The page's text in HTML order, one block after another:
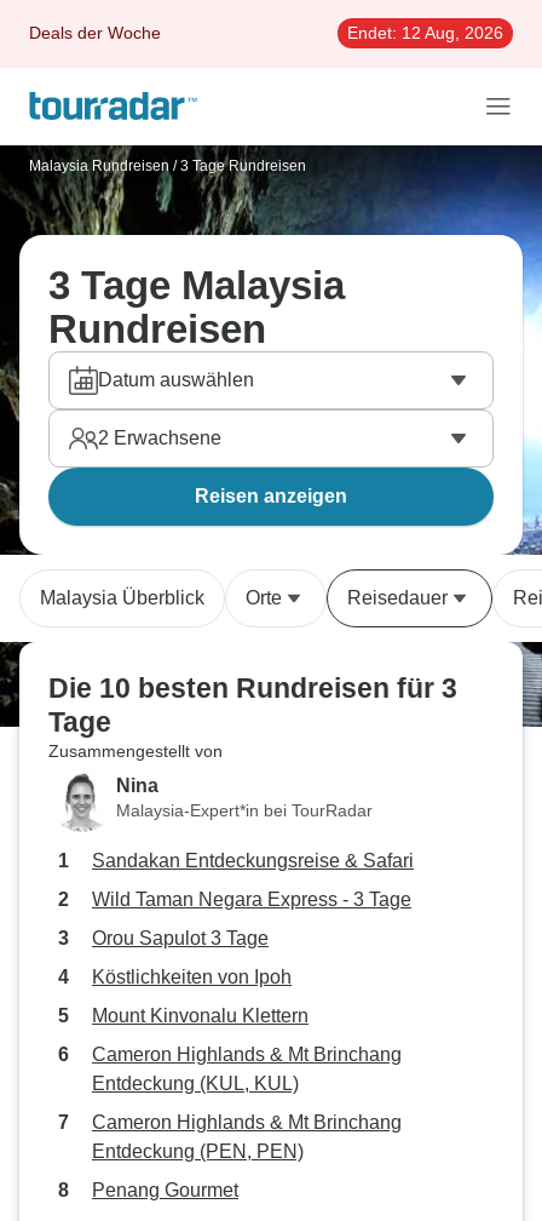
Deals der Woche Endet: 12 Aug, 2026
Malaysia Rundreisen / 3 Tage Rundreisen
3 Tage Malaysia
Rundreisen
Datum auswählen
2 Erwachsene
Reisen anzeigen
Malaysia Überblick Orte Reisedauer
Die 10 besten Rundreisen für 3
Tage
Zusammengestellt von
Nina
Malaysia-Expert*in bei TourRadar
Sandakan Entdeckungsreise & Safari
Wild Taman Negara Express - 3 Tage
Orou Sapulot 3 Tage
Köstlichkeiten von Ipoh
Mount Kinvonalu Klettern
Cameron Highlands & Mt Brinchang
Entdeckung (KUL, KUL)
Cameron Highlands & Mt Brinchang
Entdeckung (PEN, PEN)
Penang Gourmet